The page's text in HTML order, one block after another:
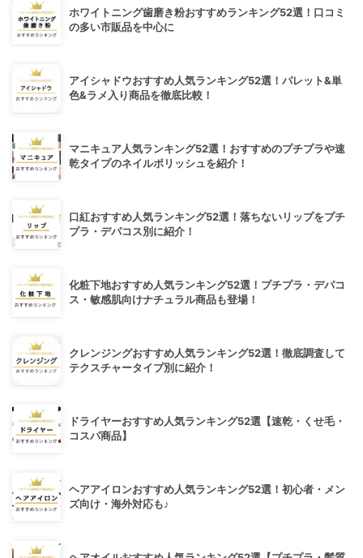
ホワイトニング歯磨き粉おすすめランキング52選！口コミ
の多い市販品を中心に
アイシャドウおすすめ人気ランキング52選！パレット&単
色&ラメ入り商品を徹底比較！
マニキュア人気ランキング52選！おすすめのプチプラや速
乾タイプのネイルポリッシュを紹介！
口紅おすすめ人気ランキング52選！落ちないリップをプチ
プラ・デパコス別に紹介！
化粧下地おすすめ人気ランキング52選！プチプラ・デパコ
ス・敏感肌向けナチュラル商品も登場！
クレンジングおすすめ人気ランキング52選！徹底調査して
テクスチャータイプ別に紹介！
ドライヤーおすすめ人気ランキング52選【速乾・くせ毛・
コスパ商品】
ヘアアイロンおすすめ人気ランキング52選！初心者・メン
ズ向け・海外対応も♪